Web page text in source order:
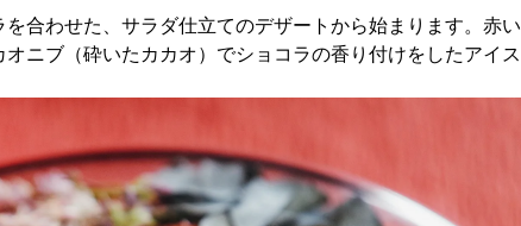
合わせた、サラダ仕立てのデザートから始まります。赤い
ニブ（砕いたカカオ）でショコラの香り付けをしたアイス